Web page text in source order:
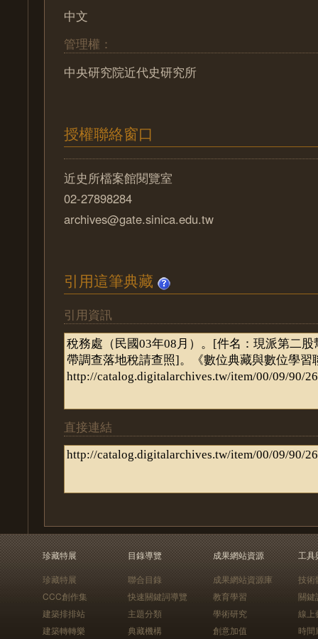
中文
管理權：
中央研究院近代史研究所
授權聯絡窗口
近史所檔案館閱覽室
02-27898284
archives@gate.sinica.edu.tw
引用這筆典藏
引用資訊
直接連結
珍藏特展
珍藏特展
CCC創作集
建築排排站
建築轉轉樂
目錄導覽
聯合目錄
快速關鍵詞導覽
主題分類
典藏機構
成果網站資源
成果網站資源庫
教育學習
學術研究
創意加值
工具
技術
關鍵
線上
時間